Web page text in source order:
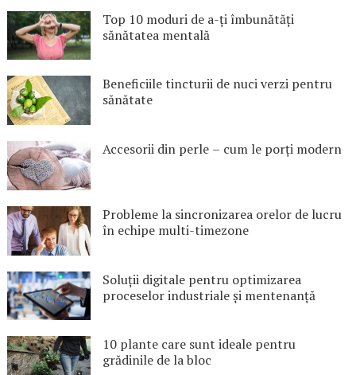
Top 10 moduri de a-ți îmbunătăți
sănătatea mentală
Beneficiile tincturii de nuci verzi pentru
sănătate
Accesorii din perle – cum le porți modern
Probleme la sincronizarea orelor de lucru
în echipe multi-timezone
Soluții digitale pentru optimizarea
proceselor industriale și mentenanță
10 plante care sunt ideale pentru
grădinile de la bloc